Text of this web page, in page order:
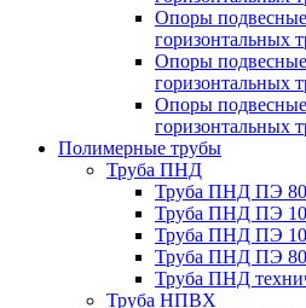
Опоры
горизонтальных
Опоры
горизонтальных
Опоры
горизонтальных
Полимерные трубы
Труба ПНД
Труба ПНД ПЭ 80
Труба ПНД ПЭ
Труба ПНД ПЭ
Труба ПНД ПЭ 80
Труба ПНД
Труба НПВХ